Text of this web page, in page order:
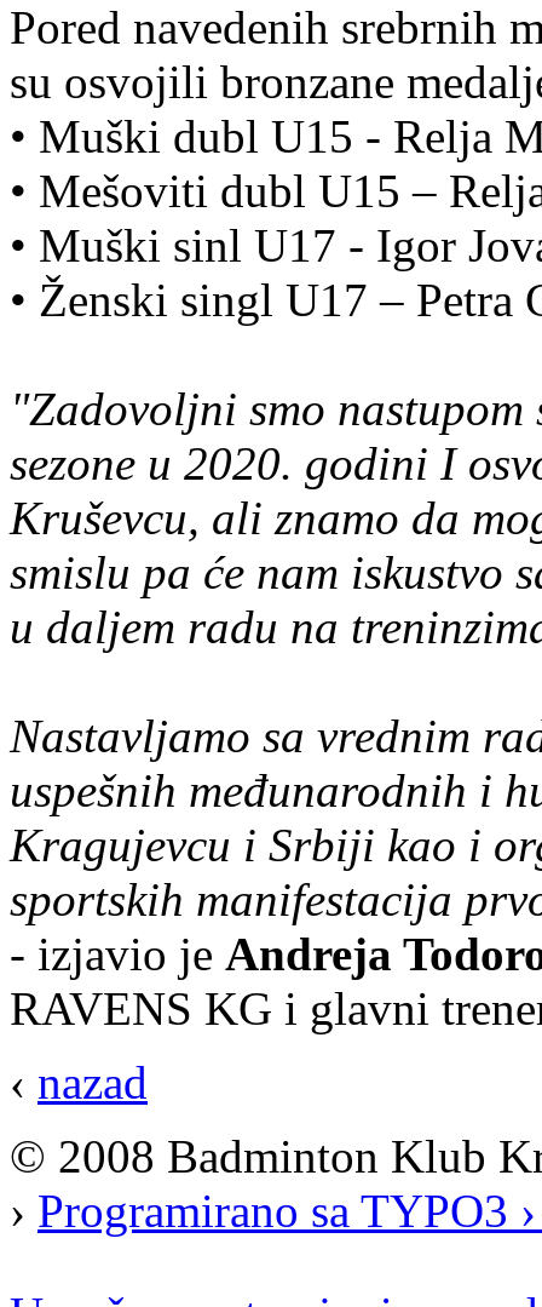
Pored navedenih srebrnih
su osvojili bronzane
• Muški dubl U15 - Relja
• Mešoviti dubl U15 –
• Muški sinl U17 - Igor
• Ženski singl U17 – Petra
"Zadovoljni smo
sezone u 2020. godini I
Kruševcu, ali znamo da
smislu pa će nam iskustvo
u daljem radu na
Nastavljamo sa vrednim
uspešnih međunarodnih i
Kragujevcu i Srbiji kao i
sportskih manifestacija
- izjavio je Andreja
RAVENS KG i glavni
‹ nazad
© 2008 Badminton Klub
› Programirano sa TYPO3